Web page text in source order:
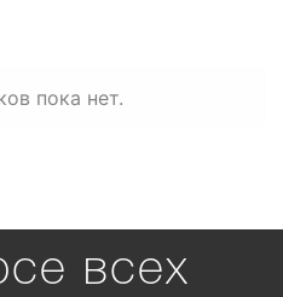
пока нет.
всех